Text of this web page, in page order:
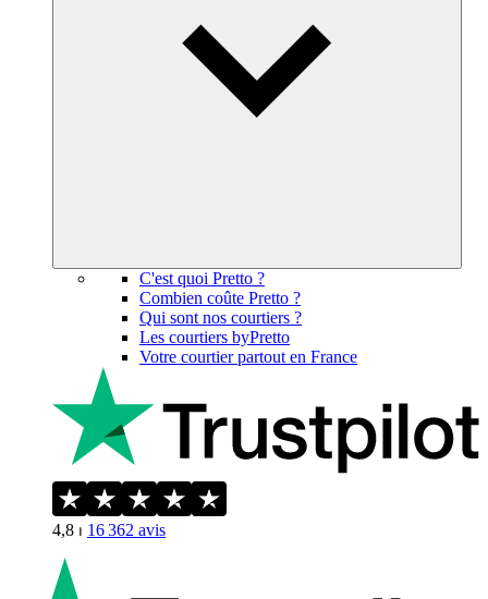
C'est quoi Pretto ?
Combien coûte Pretto ?
Qui sont nos courtiers ?
Les courtiers byPretto
Votre courtier partout en France
4,8 ⏐ 16 362 avis